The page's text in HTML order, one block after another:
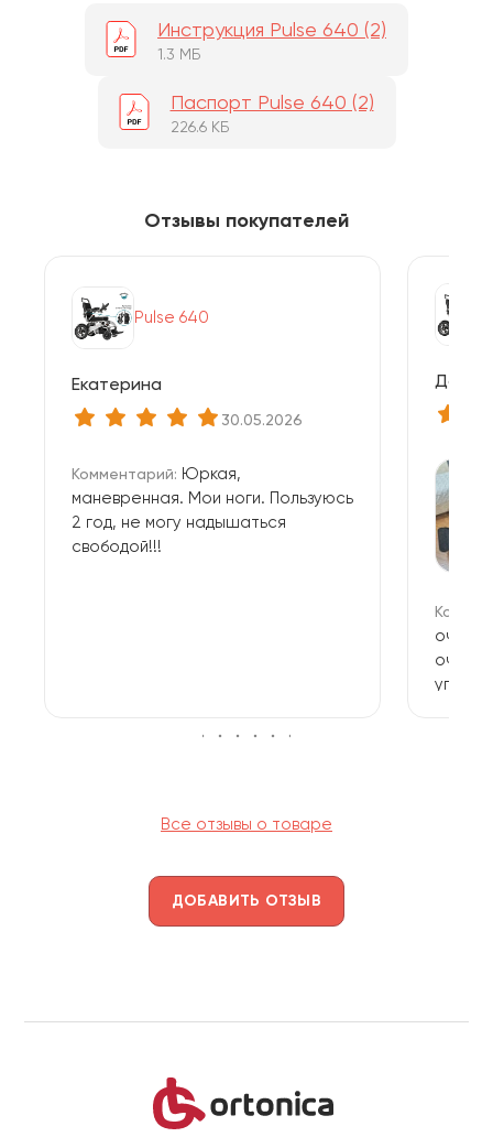
Отзывы покупателей
Pulse 640
Екатерина
30.05.2026
Комментарий: Юркая,
маневренная. Мои ноги. Пользуюсь
2 год, не могу надышаться
свободой!!!
Дамир
очень
очень
Все отзывы о товаре
ДОБАВИТЬ ОТЗЫВ
Инструкция Pulse 640 (2)
1.3 МБ
Паспорт Pulse 640 (2)
226.6 КБ